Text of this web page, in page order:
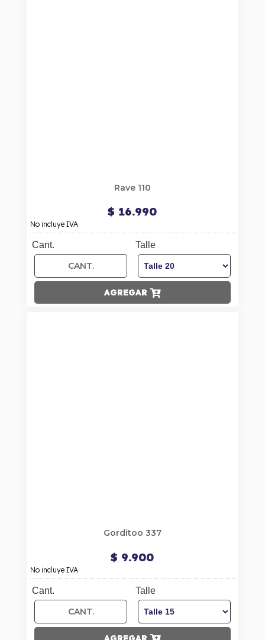
Rave 110
$ 16.990
No incluye IVA
Cant. Talle
AGREGAR
Gorditoo 337
$ 9.900
No incluye IVA
Cant. Talle